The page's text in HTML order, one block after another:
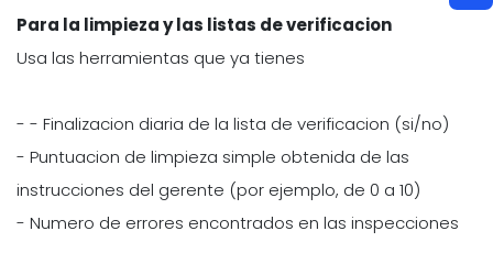
Para la limpieza y las listas de verificacion
Usa las herramientas que ya tienes
- - Finalizacion diaria de la lista de verificacion (si/no)
- Puntuacion de limpieza simple obtenida de las
instrucciones del gerente (por ejemplo, de 0 a 10)
- Numero de errores encontrados en las inspecciones